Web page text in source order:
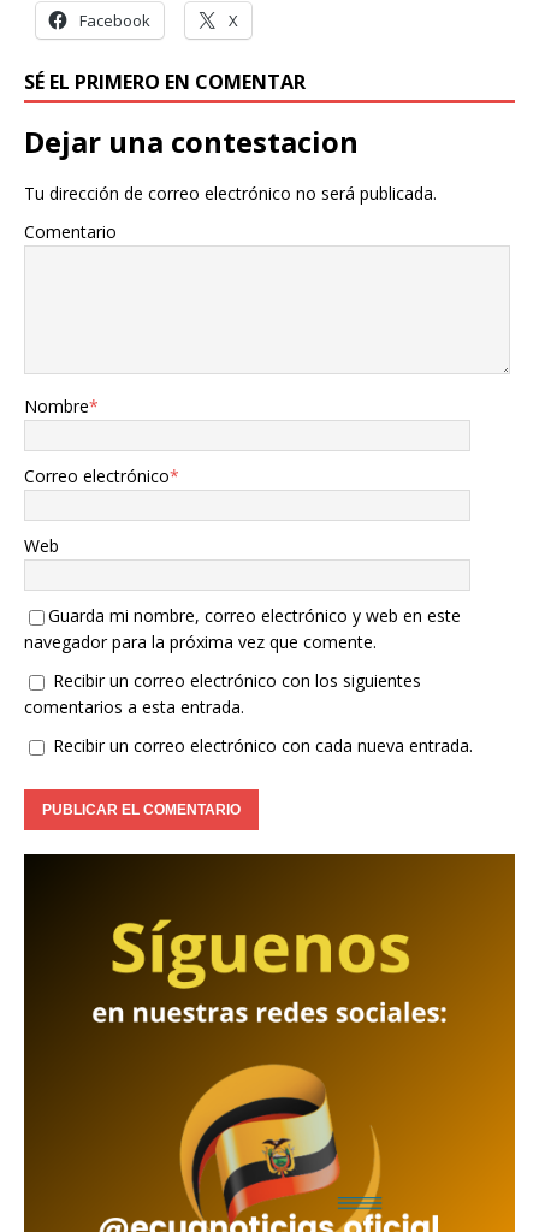
Facebook X
SÉ EL PRIMERO EN COMENTAR
Dejar una contestacion
Tu dirección de correo electrónico no será publicada.
Comentario
Nombre*
Correo electrónico*
Web
Guarda mi nombre, correo electrónico y web en este
navegador para la próxima vez que comente.
Recibir un correo electrónico con los siguientes
comentarios a esta entrada.
Recibir un correo electrónico con cada nueva entrada.